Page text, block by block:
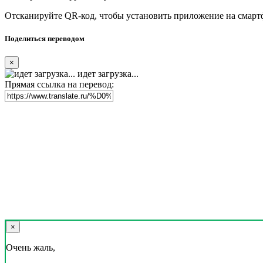
Отсканируйте QR-код, чтобы установить приложение на
Поделиться переводом
×
идет загрузка...
Прямая ссылка на перевод:
×
Очень жаль,